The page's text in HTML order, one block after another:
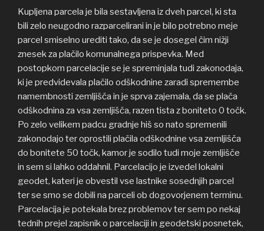
Kupljena parcela je bila sestavljena iz dveh parcel, ki sta
bili zelo neugodno razparcelirani in je bilo potrebno meje
parcel smiselno urediti tako, da se je dosegel čim nižji
znesek za plačilo komunalnega prispevka. Med
postopkom parcelacije se je spreminjala tudi zakonodaja,
ki je predvidevala plačilo odškodnine zaradi spremembe
namembnosti zemljišča in je sprva zajemala, da se plača
odškodnina za vsa zemljišča, razen tista z boniteto 0 točk.
Po zelo velikem padcu gradnje hiš so nato spremenili
zakonodajo ter oprostili plačila odškodnine vsa zemljišča
do bonitete 50 točk, kamor je sodilo tudi moje zemljišče
in sem si lahko oddahnil. Parcelacijo je izvedel lokalni
geodet, kateri je obvestil vse lastnike sosednjih parcel
ter se smo se dobili na parceli ob dogovorjenem terminu.
Parcelacija je potekala brez problemov ter sem po nekaj
tednih prejel zapisnik o parcelaciji in geodetski posnetek,